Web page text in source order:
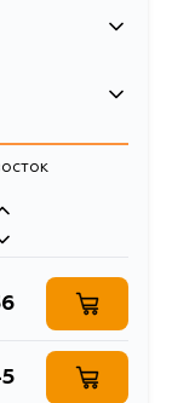
08 (Справа)
2ADFTV